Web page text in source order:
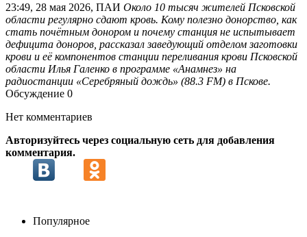
23:49, 28 мая 2026, ПАИ Около 10 тысяч жителей Псковской
области регулярно сдают кровь. Кому полезно донорство, как
стать почётным донором и почему станция не испытывает
дефицита доноров, рассказал заведующий отделом заготовки
крови и её компонентов станции переливания крови Псковской
области Илья Галенко в программе «Анамнез» на
радиостанции «Серебряный дождь» (88.3 FM) в Пскове.
Обсуждение 0
Нет комментариев
Авторизуйтесь через социальную сеть для добавления
комментария.
Популярное